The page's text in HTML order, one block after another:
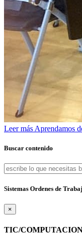
Leer más Aprendamos
Buscar contenido
Sistemas Ordenes de
×
TIC/